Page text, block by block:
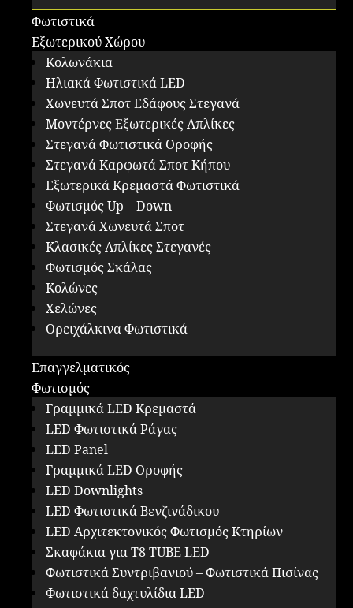
Φωτιστικά
Εξωτερικού Χώρου
Κολωνάκια
Ηλιακά Φωτιστικά LED
Χωνευτά Σποτ Εδάφους Στεγανά
Μοντέρνες Εξωτερικές Απλίκες
Στεγανά Φωτιστικά Οροφής
Στεγανά Καρφωτά Σποτ Κήπου
Εξωτερικά Κρεμαστά Φωτιστικά
Φωτισμός Up – Down
Στεγανά Χωνευτά Σποτ
Κλασικές Απλίκες Στεγανές
Φωτισμός Σκάλας
Κολώνες
Χελώνες
Ορειχάλκινα Φωτιστικά
Επαγγελματικός
Φωτισμός
Γραμμικά LED Κρεμαστά
LED Φωτιστικά Ράγας
LED Panel
Γραμμικά LED Οροφής
LED Downlights
LED Φωτιστικά Βενζινάδικου
LED Αρχιτεκτονικός Φωτισμός Κτηρίων
Σκαφάκια για Τ8 ΤUBE LED
Φωτιστικά Συντριβανιού – Φωτιστικά Πισίνας
Φωτιστικά δαχτυλίδια LED